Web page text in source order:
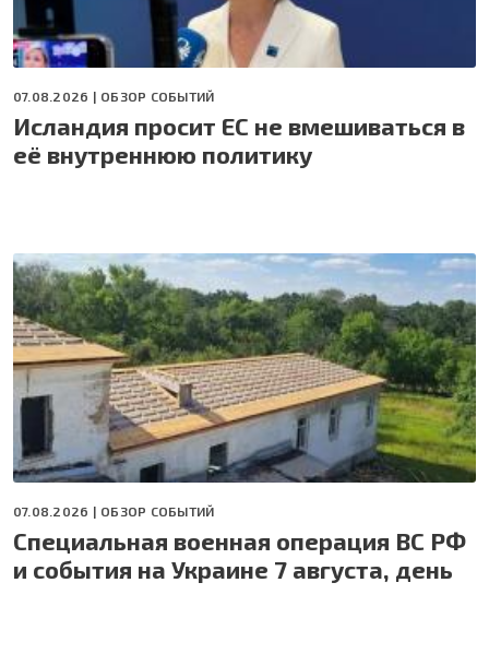
07.08.2026 | ОБЗОР СОБЫТИЙ
Исландия просит ЕС не вмешиваться в
её внутреннюю политику
07.08.2026 | ОБЗОР СОБЫТИЙ
Специальная военная операция ВС РФ
и события на Украине 7 августа, день